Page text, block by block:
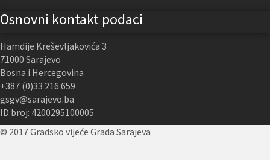
Osnovni kontakt podaci
Hamdije Kreševljakovića 3
71000 Sarajevo
Bosna i Hercegovina
+387 (0)33 216 659
gsgv@sarajevo.ba
ID broj: 4200295100005
© 2017 Gradsko vijeće Grada Sarajeva